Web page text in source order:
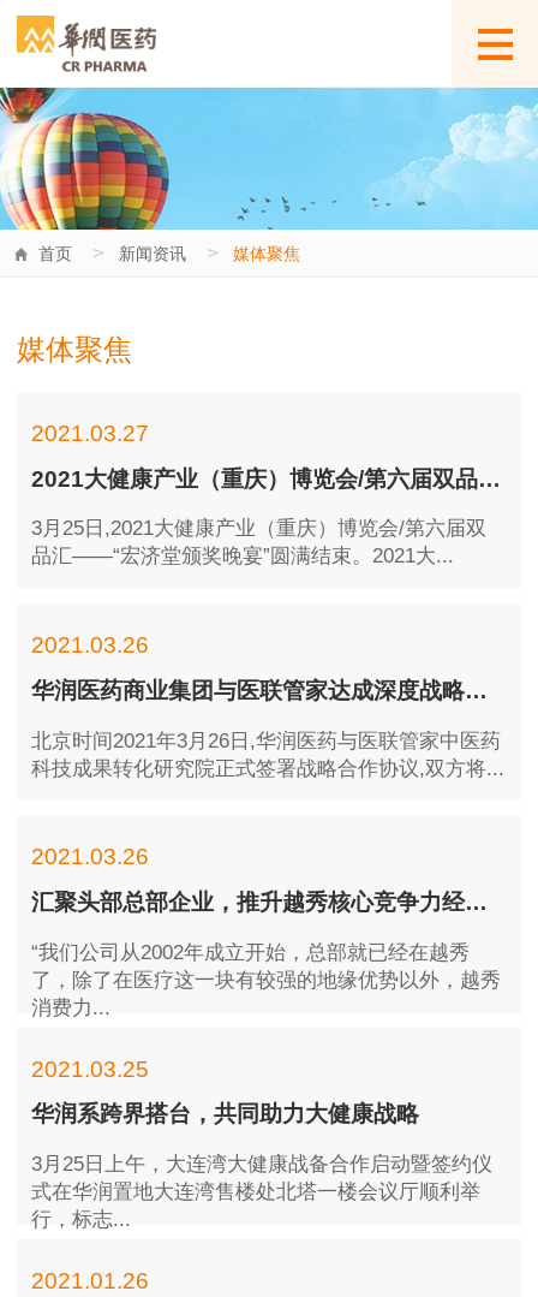
首页 > 新闻资讯 > 媒体聚焦
媒体聚焦
2021大健康产业（重庆）博览会/第六届双品汇——“宏济堂颁奖晚宴”圆满完成
3月25日,2021大健康产业（重庆）博览会/第六届双
品汇——“宏济堂颁奖晚宴”圆满结束。2021大...
2021.03.27
华润医药商业集团与医联管家达成深度战略合作
北京时间2021年3月26日,华润医药与医联管家中医药
科技成果转化研究院正式签署战略合作协议,双方将...
2021.03.26
汇聚头部总部企业，推升越秀核心竞争力经济密度全省第一区的发展密码
“我们公司从2002年成立开始，总部就已经在越秀
了，除了在医疗这一块有较强的地缘优势以外，越秀
消费力...
2021.03.26
华润系跨界搭台，共同助力大健康战略
3月25日上午，大连湾大健康战备合作启动暨签约仪
式在华润置地大连湾售楼处北塔一楼会议厅顺利举
行，标志...
2021.03.25
2021.01.26